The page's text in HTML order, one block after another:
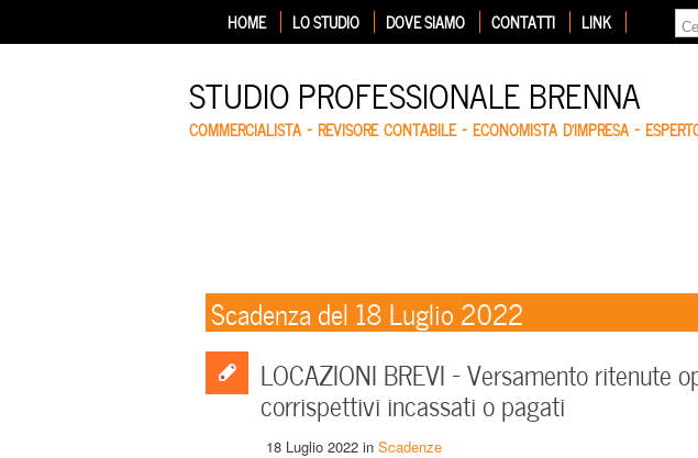
HOME LO STUDIO DOVE SIAMO CONTATTI LINK
STUDIO PROFESSIONALE BRENNA
COMMERCIALISTA – REVISORE CONTABILE – ECONOMISTA D'IMPRESA –
Scadenza del 18 Luglio 2022
LOCAZIONI BREVI – Versamento ritenute
corrispettivi incassati o pagati
18 Luglio 2022 in Scadenze